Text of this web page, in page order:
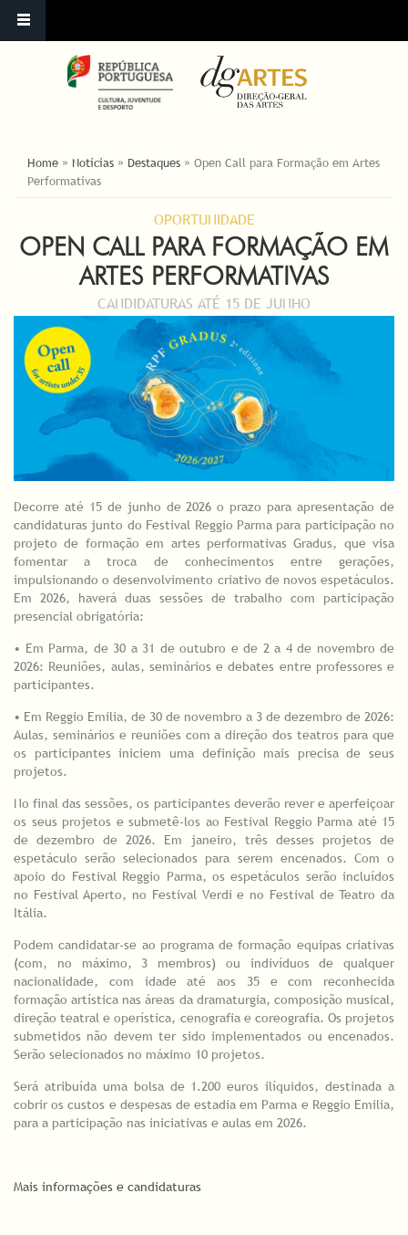
ESTÁ AQUI
Home » Notícias » Destaques » Open Call para Formação em Artes
Performativas
OPORTUNIDADE
OPEN CALL PARA FORMAÇÃO EM
ARTES PERFORMATIVAS
CANDIDATURAS ATÉ 15 DE JUNHO
Decorre até 15 de junho de 2026 o prazo para apresentação de
candidaturas junto do Festival Reggio Parma para participação no
projeto de formação em artes performativas Gradus, que visa
fomentar a troca de conhecimentos entre gerações,
impulsionando o desenvolvimento criativo de novos espetáculos.
Em 2026, haverá duas sessões de trabalho com participação
presencial obrigatória:
• Em Parma, de 30 a 31 de outubro e de 2 a 4 de novembro de
2026: Reuniões, aulas, seminários e debates entre professores e
participantes.
• Em Reggio Emilia, de 30 de novembro a 3 de dezembro de 2026:
Aulas, seminários e reuniões com a direção dos teatros para que
os participantes iniciem uma definição mais precisa de seus
projetos.
No final das sessões, os participantes deverão rever e aperfeiçoar
os seus projetos e submetê-los ao Festival Reggio Parma até 15
de dezembro de 2026. Em janeiro, três desses projetos de
espetáculo serão selecionados para serem encenados. Com o
apoio do Festival Reggio Parma, os espetáculos serão incluídos
no Festival Aperto, no Festival Verdi e no Festival de Teatro da
Itália.
Podem candidatar-se ao programa de formação equipas criativas
(com, no máximo, 3 membros) ou indivíduos de qualquer
nacionalidade, com idade até aos 35 e com reconhecida
formação artística nas áreas da dramaturgia, composição musical,
direção teatral e operística, cenografia e coreografia. Os projetos
submetidos não devem ter sido implementados ou encenados.
Serão selecionados no máximo 10 projetos.
Será atribuída uma bolsa de 1.200 euros ilíquidos, destinada a
cobrir os custos e despesas de estadia em Parma e Reggio Emilia,
para a participação nas iniciativas e aulas em 2026.
Mais informações e candidaturas